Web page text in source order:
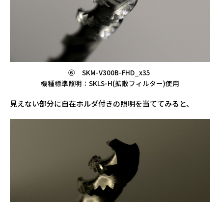
⑥ SKM-V300B-FHD_x35
機種標準照明：SKLS-H(拡散フィルター)使用
見えない部分に自在ホルダ付きの照明を当ててみると、